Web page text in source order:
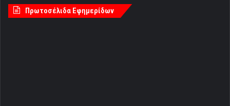
Πρωτοσέλιδα Εφημερίδων